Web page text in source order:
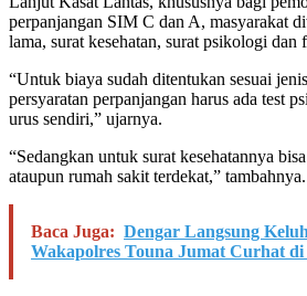
perpanjangan SIM C dan A, masyarakat
lama, surat kesehatan, surat psikologi
“Untuk biaya sudah ditentukan sesuai
persyaratan perpanjangan harus ada test
urus sendiri,” ujarnya.
“Sedangkan untuk surat kesehatannya
ataupun rumah sakit terdekat,” tambahnya.
Baca Juga: Dengar Langsung
Wakapolres Touna Jumat Curhat di